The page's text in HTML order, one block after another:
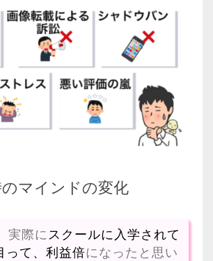
マインドの変化
実際に スクールに入学されて
って、利益倍になったと思い